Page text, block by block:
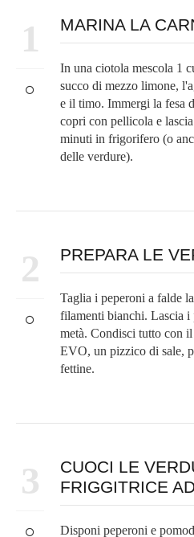
1 MARINA LA
In una ciotola mescola 1
succo di mezzo limone,
e il timo. Immergi la fesa
copri con pellicola e
minuti in frigorifero (o
delle verdure).
2 PREPARA LE
Taglia i peperoni a falde
filamenti bianchi. Lascia
metà. Condisci tutto con
EVO, un pizzico di sale,
fettine.
3
CUOCI LE
FRIGGITRICE
Disponi peperoni e